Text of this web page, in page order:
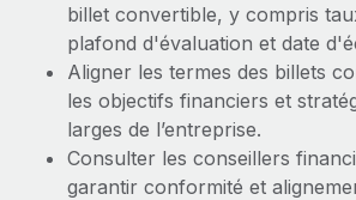
Avantages sociaux
Gérez facilement les avantages
freelances Plus
Remote a toujours pour mission d'aider
toute taille à embaucher, gérer et payer...
En savoir plus
billet convertible, y compris
plafond d'évaluation et date
Aligner les termes des billets
les objectifs financiers et
larges de l’entreprise.
Consulter les conseillers
garantir conformité et